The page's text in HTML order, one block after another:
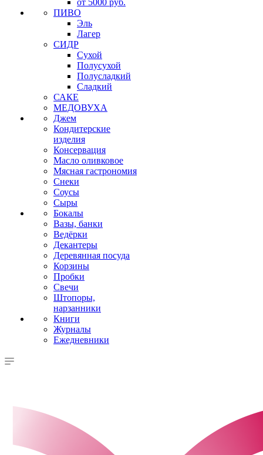
от 5000 руб.
ПИВО
Эль
Лагер
СИДР
Сухой
Полусухой
Полусладкий
Сладкий
САКЕ
МЕДОВУХА
Джем
Кондитерские
изделия
Консервация
Масло оливковое
Мясная гастрономия
Снеки
Соусы
Сыры
Бокалы
Вазы, банки
Ведёрки
Декантеры
Деревянная посуда
Корзины
Пробки
Свечи
Штопоры,
нарзанники
Книги
Журналы
Ежедневники